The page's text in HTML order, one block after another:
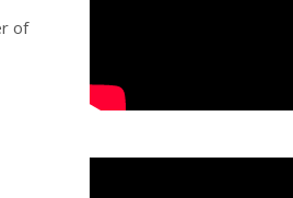
of